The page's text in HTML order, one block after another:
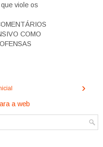
viole os
COMO
›
a web